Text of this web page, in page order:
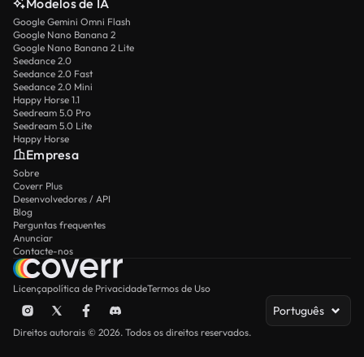
Modelos de IA
Google Gemini Omni Flash
Google Nano Banana 2
Google Nano Banana 2 Lite
Seedance 2.0
Seedance 2.0 Fast
Seedance 2.0 Mini
Happy Horse 1.1
Seedream 5.0 Pro
Seedream 5.0 Lite
Happy Horse
Empresa
Sobre
Coverr Plus
Desenvolvedores / API
Blog
Perguntas frequentes
Anunciar
Contacte-nos
Licençapolítica de PrivacidadeTermos de Uso
Português
Direitos autorais © 2026. Todos os direitos reservados.